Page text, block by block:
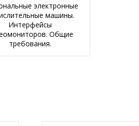
электронные
машины.
Интерфейсы
Общие
требования.